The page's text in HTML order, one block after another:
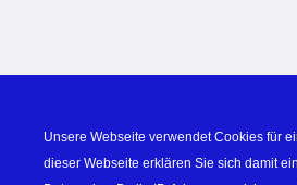
Unsere Webseite verwendet Cookies für
dieser Webseite erklären Sie sich damit